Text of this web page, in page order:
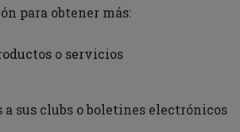
para obtener más:
o servicios
a sus clubs o boletines electrónicos